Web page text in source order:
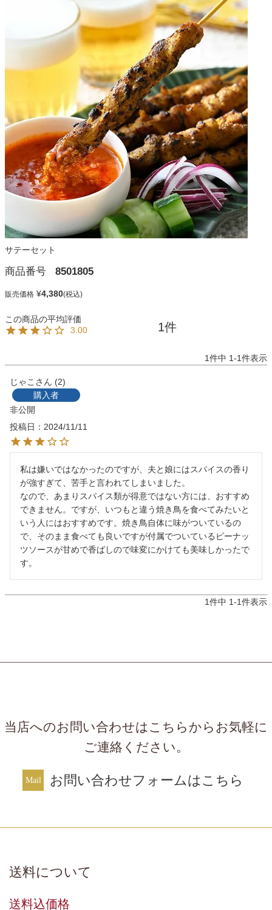
サテーセット
商品番号 8501805
販売価格 ¥4,380
3.00 1
1件中 1-1件表示
じゃこ
2
購入者
非公開
投稿日
2024/11/11
私は嫌いではなかったのですが、夫と娘にはスパイスの香り
が強すぎて、苦手と言われてしまいました。
なので、あまりスパイス類が得意ではない方には、おすすめ
できません。ですが、いつもと違う焼き鳥を食べてみたいと
いう人にはおすすめです。焼き鳥自体に味がついているの
で、そのまま食べても良いですが付属でついているピーナッ
ツソースが甘めで香ばしので味変にかけても美味しかったで
す。
1件中 1-1件表示
当店へのお問い合わせはこちらからお気軽に
ご連絡ください。
お問い合わせフォームはこちら
送料について
送料込価格